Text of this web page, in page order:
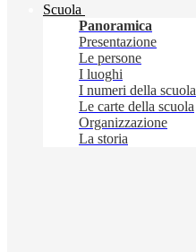
Scuola
Panoramica
Presentazione
Le persone
I luoghi
I numeri della scuola
Le carte della scuola
Organizzazione
La storia